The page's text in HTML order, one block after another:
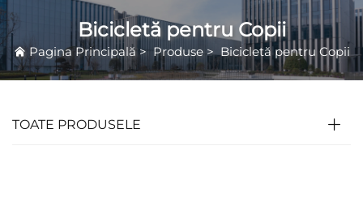
Bicicletă pentru Copii
Pagina Principală > Produse>Bicicletă pentru Copii
TOATE PRODUSELE